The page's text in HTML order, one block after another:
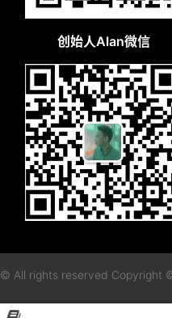
创始人Alan微信
© All rights reserved Copyright